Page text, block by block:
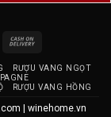
Delivery
RƯỢU VANG NGỌT
RƯỢU VANG HỒNG
| winehome.vn